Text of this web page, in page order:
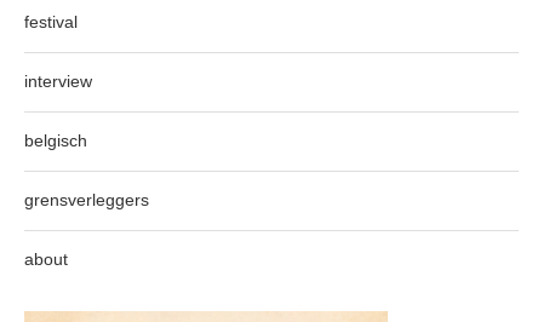
festival
interview
belgisch
grensverleggers
about